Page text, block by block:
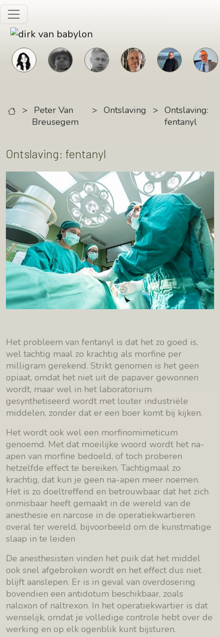
Skip to main content
>
Peter Van
Breusegem
> Ontslaving >
Ontslaving:
fentanyl
Ontslaving: fentanyl
Het probleem van fentanyl is dat het zo goed is,
wel tachtig maal zo krachtig als morfine per
milligram gerekend. Strikt genomen is het geen
opiaat, omdat het niet uit de papaver gewonnen
wordt, maar wel in het laboratorium
gesynthetiseerd wordt met louter industriële
middelen, zonder dat er een boer komt bij kijken.
Het wordt ook wel een morfinomimeticum
genoemd. Met dat moeilijke woord wordt het na-
apen van morfine bedoeld, of toch proberen
hetzelfde effect te bereiken. Tachtigmaal zo
krachtig, dat kun je geen na-apen meer noemen.
Het is zo doeltreffend en betrouwbaar dat het zich
onmisbaar heeft gemaakt in de wereld van de
anesthesie en narcose in de operatiekwartieren
overal ter wereld, bijvoorbeeld om de kunstmatige
slaap in te leiden
De anesthesisten vinden het puik dat het middel
ook snel afgebroken wordt en het effect dus niet
blijft aanslepen. Er is in geval van overdosering
bovendien een antidotum beschikbaar, zoals
naloxon of naltrexon. In het operatiekwartier is dat
wenselijk, omdat je volledige controle hebt over de
werking en op elk ogenblik kunt bijsturen.